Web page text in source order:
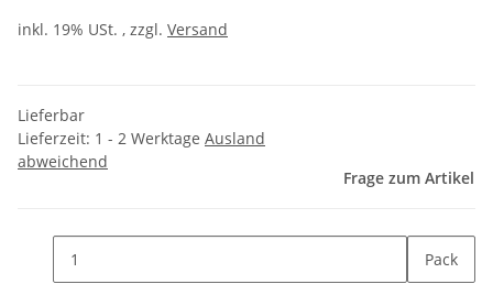
inkl. 19% USt. , zzgl. Versand
Lieferbar
Lieferzeit: 1 - 2 Werktage Ausland
abweichend
Frage zum Artikel
Pack